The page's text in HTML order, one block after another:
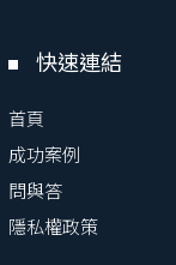
快速連結
首頁
成功案例
問與答
隱私權政策